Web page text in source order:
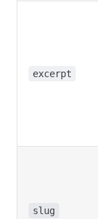
excerpt
slug